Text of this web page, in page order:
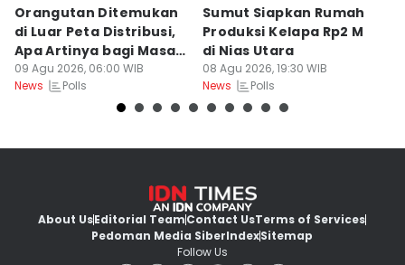
Orangutan Ditemukan
di Luar Peta Distribusi,
Apa Artinya bagi Masa
Depan Konservasi?
09 Agu 2026, 06:00 WIB
News
Polls
Sumut Siapkan Rumah
Produksi Kelapa Rp2 M
di Nias Utara
08 Agu 2026, 19:30 WIB
News
Polls
About UsEditorial TeamContact UsTerms of Services
Pedoman Media SiberIndexSitemap
Follow Us